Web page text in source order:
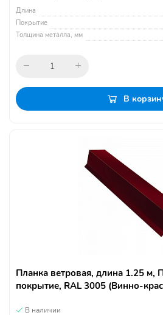
Длина
Покрытие
Толщина металла, мм
В
Планка ветровая, длина 1.25 м,
покрытие, RAL 3005 (Винно-
В наличии